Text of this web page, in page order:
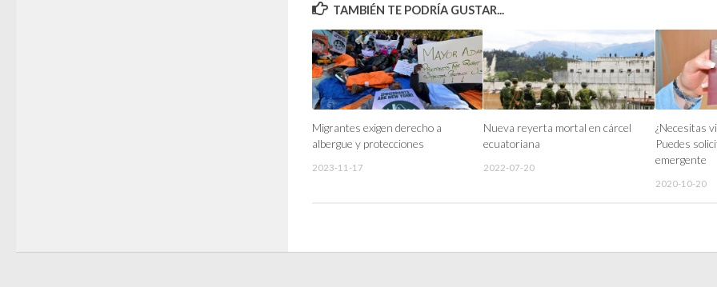
TAMBIÉN TE PODRÍA GUSTAR...
Migrantes exigen derecho a
albergue y protecciones
2023-11-17
Nueva reyerta mortal en cárcel
ecuatoriana
2022-07-20
¿Necesitas
Puedes
emergente
2020-10-20